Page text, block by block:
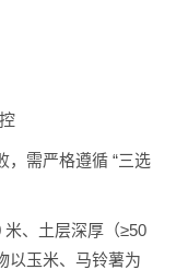
需严格遵循 “三选
、土层深厚（≥50
以玉米、马铃薯为